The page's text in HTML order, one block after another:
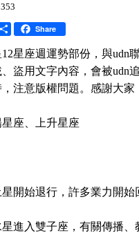
G
享
Share
12星座週運勢部份，與udn
盜用文字內容，會被udn
注意版權問題。感謝大家
座、上升星座
星開始退行，許多業力開始
星進入雙子座，有關傳播